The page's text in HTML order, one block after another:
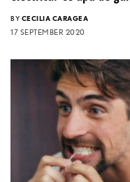
BY CECILIA CARAGEA
17 SEPTEMBER 2020